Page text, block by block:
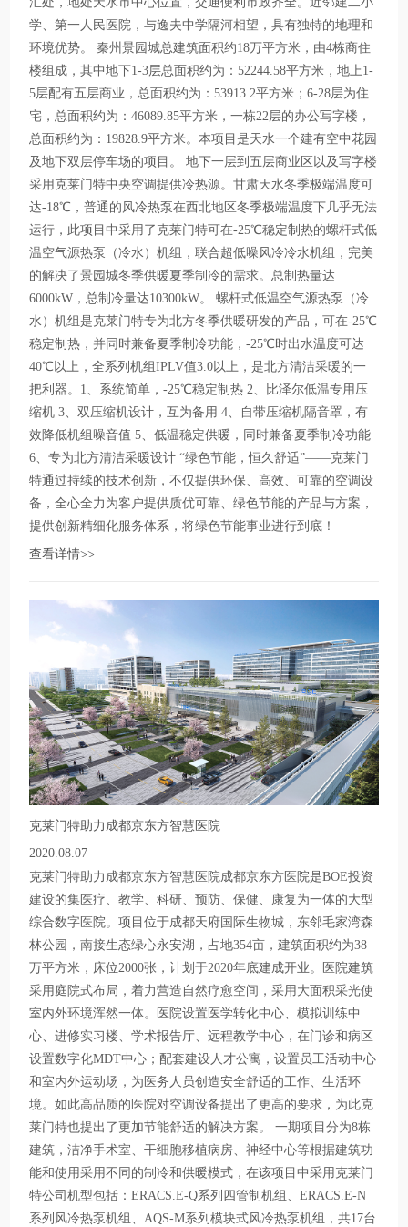
学、第一人民医院，与逸夫中学隔河相望，具有独特的地理和
环境优势。 秦州景园城总建筑面积约18万平方米，由4栋商住
楼组成，其中地下1-3层总面积约为：52244.58平方米，地上1-
5层配有五层商业，总面积约为：53913.2平方米；6-28层为住
宅，总面积约为：46089.85平方米，一栋22层的办公写字楼，
总面积约为：19828.9平方米。本项目是天水一个建有空中花园
及地下双层停车场的项目。 地下一层到五层商业区以及写字楼
采用克莱门特中央空调提供冷热源。甘肃天水冬季极端温度可
达-18℃，普通的风冷热泵在西北地区冬季极端温度下几乎无法
运行，此项目中采用了克莱门特可在-25℃稳定制热的螺杆式低
温空气源热泵（冷水）机组，联合超低噪风冷冷水机组，完美
的解决了景园城冬季供暖夏季制冷的需求。总制热量达
6000kW，总制冷量达10300kW。 螺杆式低温空气源热泵（冷
水）机组是克莱门特专为北方冬季供暖研发的产品，可在-25℃
稳定制热，并同时兼备夏季制冷功能，-25℃时出水温度可达
40℃以上，全系列机组IPLV值3.0以上，是北方清洁采暖的一
把利器。1、系统简单，-25℃稳定制热 2、比泽尔低温专用压
缩机 3、双压缩机设计，互为备用 4、自带压缩机隔音罩，有
效降低机组噪音值 5、低温稳定供暖，同时兼备夏季制冷功能
6、专为北方清洁采暖设计 “绿色节能，恒久舒适”——克莱门
特通过持续的技术创新，不仅提供环保、高效、可靠的空调设
备，全心全力为客户提供质优可靠、绿色节能的产品与方案，
提供创新精细化服务体系，将绿色节能事业进行到底！
查看详情>>
克莱门特助力成都京东方智慧医院
2020.08.07
克莱门特助力成都京东方智慧医院成都京东方医院是BOE投资
建设的集医疗、教学、科研、预防、保健、康复为一体的大型
综合数字医院。项目位于成都天府国际生物城，东邻毛家湾森
林公园，南接生态绿心永安湖，占地354亩，建筑面积约为38
万平方米，床位2000张，计划于2020年底建成开业。医院建筑
采用庭院式布局，着力营造自然疗愈空间，采用大面积采光使
室内外环境浑然一体。医院设置医学转化中心、模拟训练中
心、进修实习楼、学术报告厅、远程教学中心，在门诊和病区
设置数字化MDT中心；配套建设人才公寓，设置员工活动中心
和室内外运动场，为医务人员创造安全舒适的工作、生活环
境。如此高品质的医院对空调设备提出了更高的要求，为此克
莱门特也提出了更加节能舒适的解决方案。 一期项目分为8栋
建筑，洁净手术室、干细胞移植病房、神经中心等根据建筑功
能和使用采用不同的制冷和供暖模式，在该项目中采用克莱门
特公司机型包括：ERACS.E-Q系列四管制机组、ERACS.E-N
系列风冷热泵机组、AQS-M系列模块式风冷热泵机组，共17台